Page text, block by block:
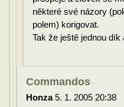
některé své názory
polem) korigovat.
Tak že ještě jednou dík
Commandos
Honza5. 1. 2005 20:38